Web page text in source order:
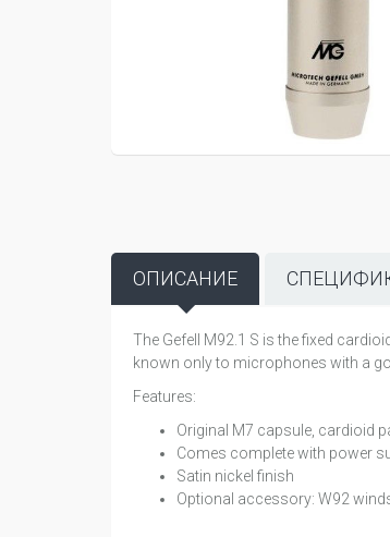
ОПИСАНИЕ
The Gefell M92.1 S is the fixed
known only to microphones with a
Features:
Original M7 capsule, cardioid
Comes complete with power
Satin nickel finish
Optional accessory: W92